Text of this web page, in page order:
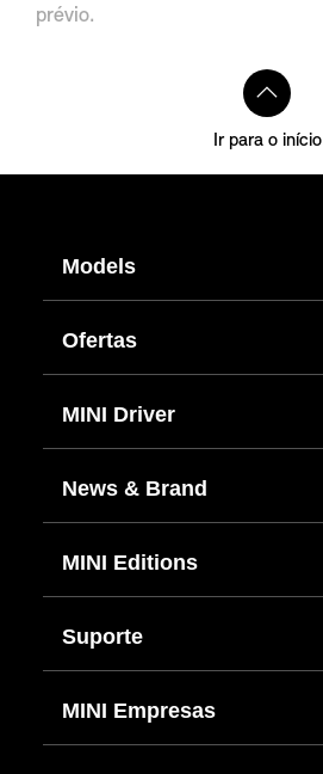
prévio.
Ir para o início
Models
Ofertas
MINI Driver
News & Brand
MINI Editions
Suporte
MINI Empresas